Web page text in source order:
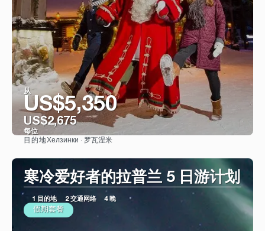
从
US$5,350
US$2,675
每位
目的地Хелзинки · 罗瓦涅米
寒冷爱好者的拉普兰 5 日游计划
1 目的地 2 交通网络 4 晚
假期套餐